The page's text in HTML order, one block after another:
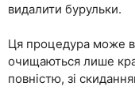
видалити бурульки.
Ця процедура може
очищаються лише
повністю, зі